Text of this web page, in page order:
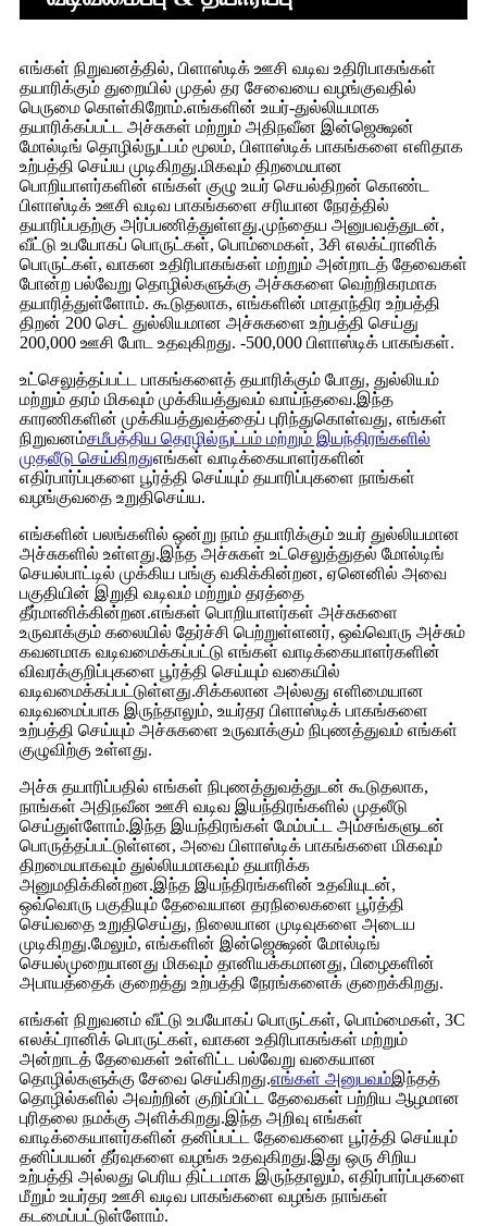
எங்கள் நிறுவனத்தில், பிளாஸ்டிக் ஊசி வடிவ உதிரிபாகங்கள்
தயாரிக்கும் துறையில் முதல் தர சேவையை வழங்குவதில்
பெருமை கொள்கிறோம்.எங்களின் உயர்-துல்லியமாக
தயாரிக்கப்பட்ட அச்சுகள் மற்றும் அதிநவீன இன்ஜெக்ஷன்
மோல்டிங் தொழில்நுட்பம் மூலம், பிளாஸ்டிக் பாகங்களை எளிதாக
உற்பத்தி செய்ய முடிகிறது.மிகவும் திறமையான
பொறியாளர்களின் எங்கள் குழு உயர் செயல்திறன் கொண்ட
பிளாஸ்டிக் ஊசி வடிவ பாகங்களை சரியான நேரத்தில்
தயாரிப்பதற்கு அர்ப்பணித்துள்ளது.முந்தைய அனுபவத்துடன்,
வீட்டு உபயோகப் பொருட்கள், பொம்மைகள், 3சி எலக்ட்ரானிக்
பொருட்கள், வாகன உதிரிபாகங்கள் மற்றும் அன்றாடத் தேவைகள்
போன்ற பல்வேறு தொழில்களுக்கு அச்சுகளை வெற்றிகரமாக
தயாரித்துள்ளோம். கூடுதலாக, எங்களின் மாதாந்திர உற்பத்தி
திறன் 200 செட் துல்லியமான அச்சுகளை உற்பத்தி செய்து
200,000 ஊசி போட உதவுகிறது. -500,000 பிளாஸ்டிக் பாகங்கள்.
உட்செலுத்தப்பட்ட பாகங்களைத் தயாரிக்கும் போது, ​​துல்லியம்
மற்றும் தரம் மிகவும் முக்கியத்துவம் வாய்ந்தவை.இந்த
காரணிகளின் முக்கியத்துவத்தைப் புரிந்துகொள்வது, எங்கள்
நிறுவனம்சமீபத்திய தொழில்நுட்பம் மற்றும் இயந்திரங்களில்
முதலீடு செய்கிறதுஎங்கள் வாடிக்கையாளர்களின்
எதிர்பார்ப்புகளை பூர்த்தி செய்யும் தயாரிப்புகளை நாங்கள்
வழங்குவதை உறுதிசெய்ய.
எங்களின் பலங்களில் ஒன்று நாம் தயாரிக்கும் உயர் துல்லியமான
அச்சுகளில் உள்ளது.இந்த அச்சுகள் உட்செலுத்துதல் மோல்டிங்
செயல்பாட்டில் முக்கிய பங்கு வகிக்கின்றன, ஏனெனில் அவை
பகுதியின் இறுதி வடிவம் மற்றும் தரத்தை
தீர்மானிக்கின்றன.எங்கள் பொறியாளர்கள் அச்சுகளை
உருவாக்கும் கலையில் தேர்ச்சி பெற்றுள்ளனர், ஒவ்வொரு அச்சும்
கவனமாக வடிவமைக்கப்பட்டு எங்கள் வாடிக்கையாளர்களின்
விவரக்குறிப்புகளை பூர்த்தி செய்யும் வகையில்
வடிவமைக்கப்பட்டுள்ளது.சிக்கலான அல்லது எளிமையான
வடிவமைப்பாக இருந்தாலும், உயர்தர பிளாஸ்டிக் பாகங்களை
உற்பத்தி செய்யும் அச்சுகளை உருவாக்கும் நிபுணத்துவம் எங்கள்
குழுவிற்கு உள்ளது.
அச்சு தயாரிப்பதில் எங்கள் நிபுணத்துவத்துடன் கூடுதலாக,
நாங்கள் அதிநவீன ஊசி வடிவ இயந்திரங்களில் முதலீடு
செய்துள்ளோம்.இந்த இயந்திரங்கள் மேம்பட்ட அம்சங்களுடன்
பொருத்தப்பட்டுள்ளன, அவை பிளாஸ்டிக் பாகங்களை மிகவும்
திறமையாகவும் துல்லியமாகவும் தயாரிக்க
அனுமதிக்கின்றன.இந்த இயந்திரங்களின் உதவியுடன்,
ஒவ்வொரு பகுதியும் தேவையான தரநிலைகளை பூர்த்தி
செய்வதை உறுதிசெய்து, நிலையான முடிவுகளை அடைய
முடிகிறது.மேலும், எங்களின் இன்ஜெக்ஷன் மோல்டிங்
செயல்முறையானது மிகவும் தானியக்கமானது, பிழைகளின்
அபாயத்தைக் குறைத்து உற்பத்தி நேரங்களைக் குறைக்கிறது.
எங்கள் நிறுவனம் வீட்டு உபயோகப் பொருட்கள், பொம்மைகள், 3C
எலக்ட்ரானிக் பொருட்கள், வாகன உதிரிபாகங்கள் மற்றும்
அன்றாடத் தேவைகள் உள்ளிட்ட பல்வேறு வகையான
தொழில்களுக்கு சேவை செய்கிறது.எங்கள் அனுபவம்இந்தத்
தொழில்களில் அவற்றின் குறிப்பிட்ட தேவைகள் பற்றிய ஆழமான
புரிதலை நமக்கு அளிக்கிறது.இந்த அறிவு எங்கள்
வாடிக்கையாளர்களின் தனிப்பட்ட தேவைகளை பூர்த்தி செய்யும்
தனிப்பயன் தீர்வுகளை வழங்க உதவுகிறது.இது ஒரு சிறிய
உற்பத்தி அல்லது பெரிய திட்டமாக இருந்தாலும், எதிர்பார்ப்புகளை
மீறும் உயர்தர ஊசி வடிவ பாகங்களை வழங்க நாங்கள்
கடமைப்பட்டுள்ளோம்.